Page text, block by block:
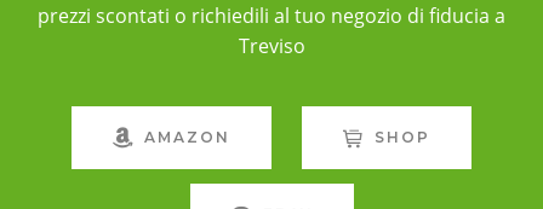
prezzi scontati o richiedili al tuo negozio di fiducia a
Treviso
AMAZON SHOP